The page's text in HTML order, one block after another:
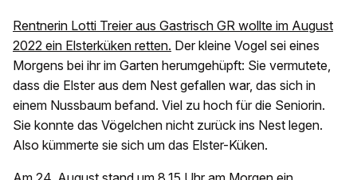
Rentnerin Lotti Treier aus Gastrisch GR wollte im August
2022 ein Elsterküken retten. Der kleine Vogel sei eines
Morgens bei ihr im Garten herumgehüpft: Sie vermutete,
dass die Elster aus dem Nest gefallen war, das sich in
einem Nussbaum befand. Viel zu hoch für die Seniorin.
Sie konnte das Vögelchen nicht zurück ins Nest legen.
Also kümmerte sie sich um das Elster-Küken.